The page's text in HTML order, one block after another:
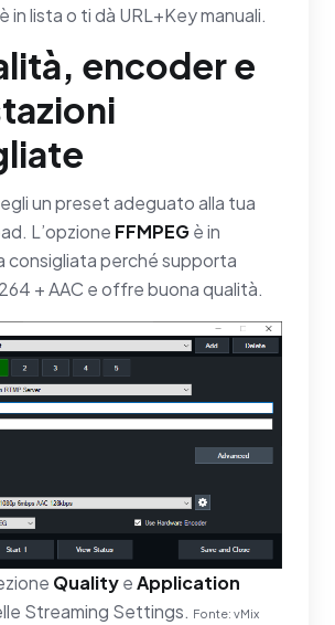
in lista o ti dà URL+Key manuali.
encoder e
un preset adeguato alla tua
L’opzione FFMPEGè in
consigliata perché supporta
+ AAC e offre buona qualità.
QualityeApplication
Streaming Settings. Fonte: vMix